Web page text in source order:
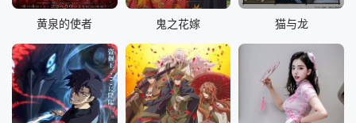
黄泉的使者 鬼之花嫁 猫与龙